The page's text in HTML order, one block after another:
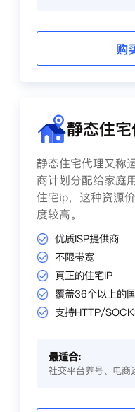
购
静态住
静态住宅代理又称
商计划分配给家庭
住宅ip，这种资源
度较高。
优质ISP提供商
不限带宽
真正的住宅IP
覆盖36个以上的
支持HTTP/
最适合:
社交平台养号、电商